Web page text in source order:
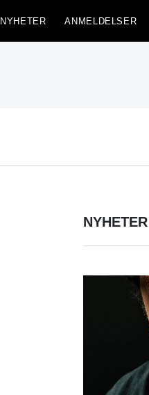
NYHETER ANMELDELSER